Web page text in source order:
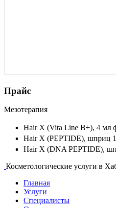
Прайс
Мезотерапия
Hair X (Vita Line B+), 4 мл
Hair X (PEPTIDE), шприц
Hair X (DNA PEPTIDE),
Косметологические услуги в
Главная
Услуги
Специалисты